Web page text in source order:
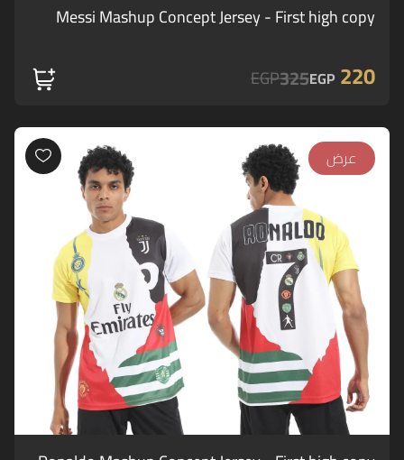
Messi Mashup Concept Jersey - First high copy
220
EGP
325
EGP
عرض